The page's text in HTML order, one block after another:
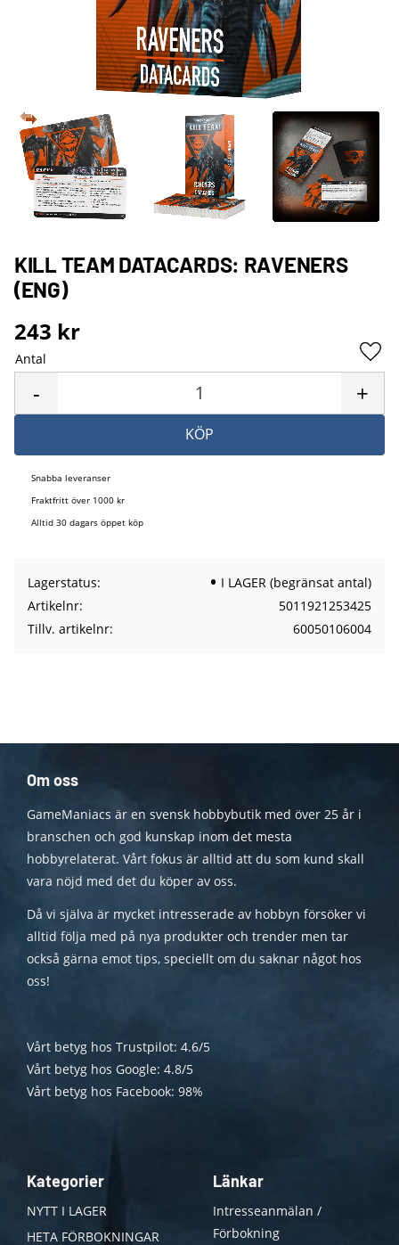
KILL TEAM DATACARDS: RAVENERS
(ENG)
243 kr
Antal
+
-
KÖP
Snabba leveranser
Fraktfritt över 1000 kr
Alltid 30 dagars öppet köp
Lagerstatus
I LAGER (begränsat antal)
Artikelnr
5011921253425
Tillv. artikelnr
60050106004
Om oss
GameManiacs är en svensk hobbybutik med över 25 år i
branschen och god kunskap inom det mesta
hobbyrelaterat. Vårt fokus är alltid att du som kund skall
vara nöjd med det du köper av oss.
Då vi själva är mycket intresserade av hobbyn försöker vi
alltid följa med på nya produkter och trender men tar
också gärna emot tips, speciellt om du saknar något hos
oss!
Vårt betyg hos Trustpilot: 4.6/5
Vårt betyg hos Google: 4.8/5
Vårt betyg hos Facebook: 98%
Kategorier
NYTT I LAGER
HETA FÖRBOKNINGAR
Länkar
Intresseanmälan /
Förbokning